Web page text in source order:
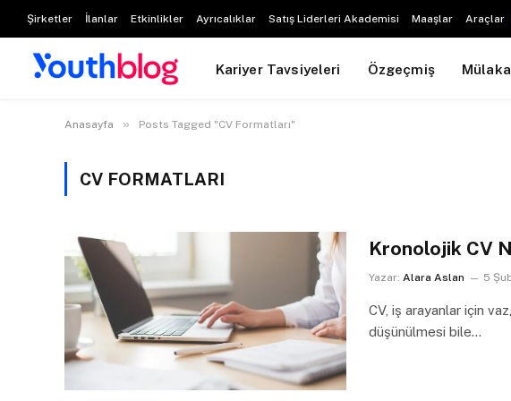
Şirketler İlanlar Etkinlikler Ayrıcalıklar Satış Liderleri Akademisi Maaşlar Araçlar
Kariyer Tavsiyeleri Özgeçmiş
Anasayfa » Posts Tagged "CV Formatları"
CV FORMATLARI
Kronolojik CV
Yazar: Alara Aslan 5
CV, iş arayanlar için
düşünülmesi bile…